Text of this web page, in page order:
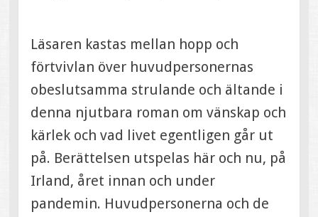
Läsaren kastas mellan hopp och
förtvivlan över huvudpersonernas
obeslutsamma strulande och ältande i
denna njutbara roman om vänskap och
kärlek och vad livet egentligen går ut
på. Berättelsen utspelas här och nu, på
Irland, året innan och under
pandemin. Huvudpersonerna och de